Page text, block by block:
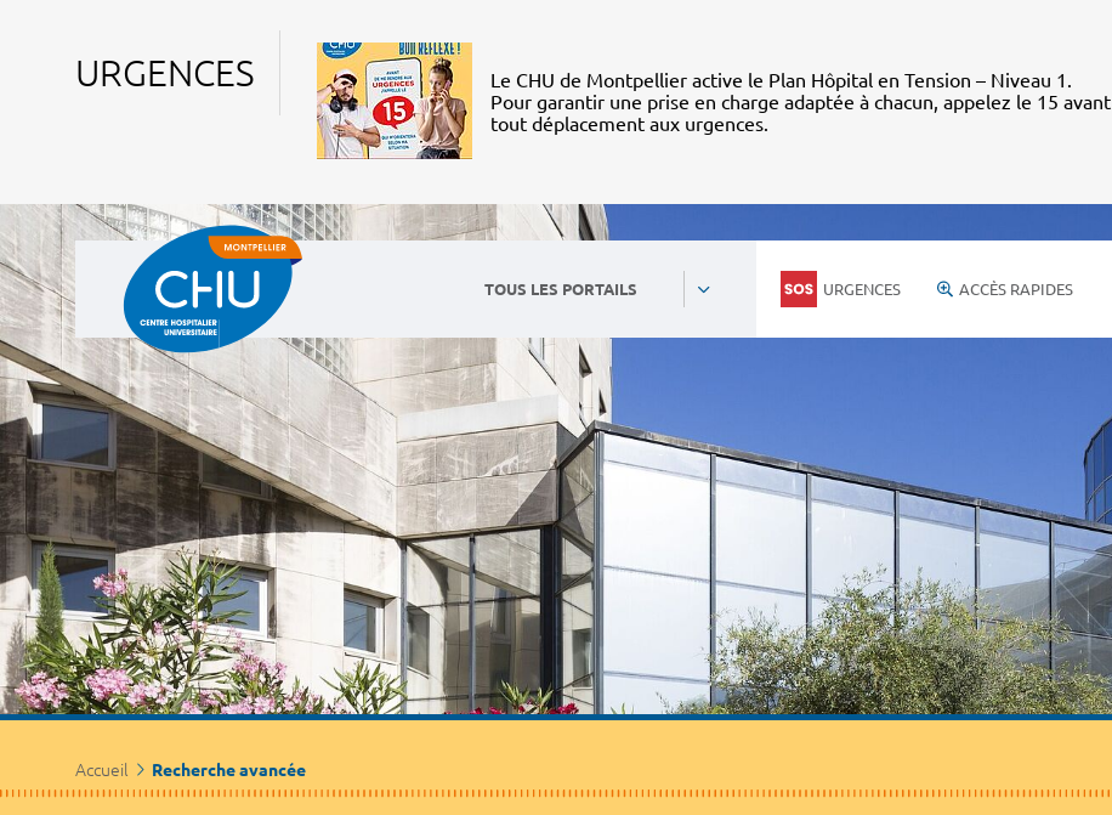
URGENCES
Le CHU de Montpellier active le Plan Hôpital en Tension – Niveau 1.
Pour garantir une prise en charge adaptée à chacun, appelez le 15 avant
tout déplacement aux urgences.
TOUS LES PORTAILS URGENCES ACCÈS RAPIDES
Accueil Recherche avancée